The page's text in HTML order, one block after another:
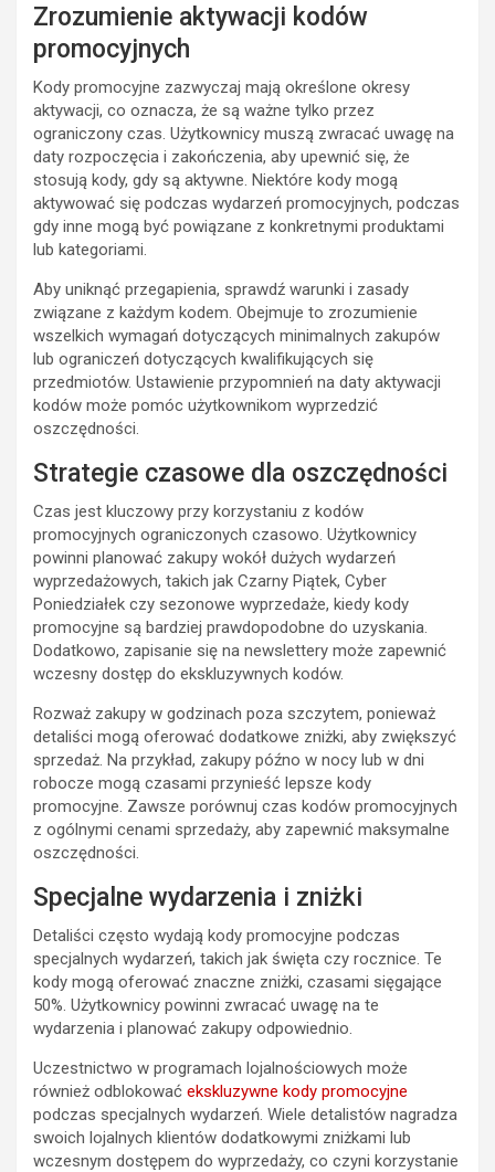
Zrozumienie aktywacji kodów
promocyjnych
Kody promocyjne zazwyczaj mają określone okresy
aktywacji, co oznacza, że są ważne tylko przez
ograniczony czas. Użytkownicy muszą zwracać uwagę na
daty rozpoczęcia i zakończenia, aby upewnić się, że
stosują kody, gdy są aktywne. Niektóre kody mogą
aktywować się podczas wydarzeń promocyjnych, podczas
gdy inne mogą być powiązane z konkretnymi produktami
lub kategoriami.
Aby uniknąć przegapienia, sprawdź warunki i zasady
związane z każdym kodem. Obejmuje to zrozumienie
wszelkich wymagań dotyczących minimalnych zakupów
lub ograniczeń dotyczących kwalifikujących się
przedmiotów. Ustawienie przypomnień na daty aktywacji
kodów może pomóc użytkownikom wyprzedzić
oszczędności.
Strategie czasowe dla oszczędności
Czas jest kluczowy przy korzystaniu z kodów
promocyjnych ograniczonych czasowo. Użytkownicy
powinni planować zakupy wokół dużych wydarzeń
wyprzedażowych, takich jak Czarny Piątek, Cyber
Poniedziałek czy sezonowe wyprzedaże, kiedy kody
promocyjne są bardziej prawdopodobne do uzyskania.
Dodatkowo, zapisanie się na newslettery może zapewnić
wczesny dostęp do ekskluzywnych kodów.
Rozważ zakupy w godzinach poza szczytem, ponieważ
detaliści mogą oferować dodatkowe zniżki, aby zwiększyć
sprzedaż. Na przykład, zakupy późno w nocy lub w dni
robocze mogą czasami przynieść lepsze kody
promocyjne. Zawsze porównuj czas kodów promocyjnych
z ogólnymi cenami sprzedaży, aby zapewnić maksymalne
oszczędności.
Specjalne wydarzenia i zniżki
Detaliści często wydają kody promocyjne podczas
specjalnych wydarzeń, takich jak święta czy rocznice. Te
kody mogą oferować znaczne zniżki, czasami sięgające
50%. Użytkownicy powinni zwracać uwagę na te
wydarzenia i planować zakupy odpowiednio.
Uczestnictwo w programach lojalnościowych może
również odblokować ekskluzywne kody promocyjne
podczas specjalnych wydarzeń. Wiele detalistów nagradza
swoich lojalnych klientów dodatkowymi zniżkami lub
wczesnym dostępem do wyprzedaży, co czyni korzystanie